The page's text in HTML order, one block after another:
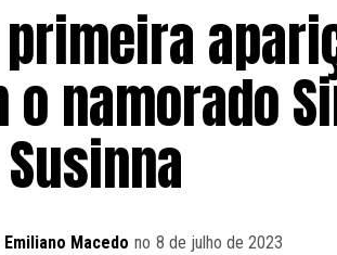
namorado
Susinna
Emiliano Macedo no 8 de julho de 2023